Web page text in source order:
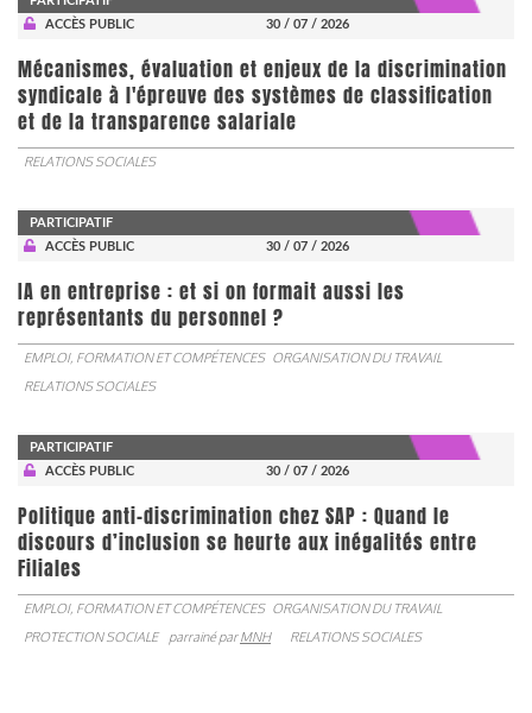
ACCÈS PUBLIC
30 / 07 / 2026
Mécanismes, évaluation et enjeux de la discrimination
syndicale à l'épreuve des systèmes de classification
et de la transparence salariale
RELATIONS SOCIALES
PARTICIPATIF
ACCÈS PUBLIC
30 / 07 / 2026
IA en entreprise : et si on formait aussi les
représentants du personnel ?
EMPLOI, FORMATION ET COMPÉTENCES ORGANISATION DU TRAVAIL
RELATIONS SOCIALES
PARTICIPATIF
ACCÈS PUBLIC
30 / 07 / 2026
Politique anti-discrimination chez SAP : Quand le
discours d’inclusion se heurte aux inégalités entre
Filiales
EMPLOI, FORMATION ET COMPÉTENCES ORGANISATION DU TRAVAIL
PROTECTION SOCIALE
parrainé parMNH RELATIONS SOCIALES